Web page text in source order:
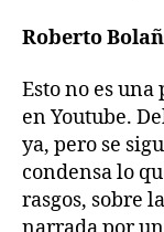
Roberto
Esto no es
en Youtube.
ya, pero se
condensa lo
rasgos, sobre